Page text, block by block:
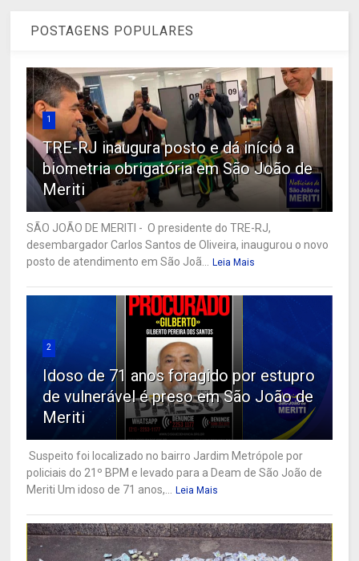
POSTAGENS POPULARES
1
TRE-RJ inaugura posto e dá início a
biometria obrigatória em São João de
Meriti
SÃO JOÃO DE MERITI - O presidente do TRE-RJ,
desembargador Carlos Santos de Oliveira, inaugurou o novo
posto de atendimento em São Joã... Leia Mais
2
Idoso de 71 anos foragido por estupro
de vulnerável é preso em São João de
Meriti
Suspeito foi localizado no bairro Jardim Metrópole por
policiais do 21º BPM e levado para a Deam de São João de
Meriti Um idoso de 71 anos,... Leia Mais